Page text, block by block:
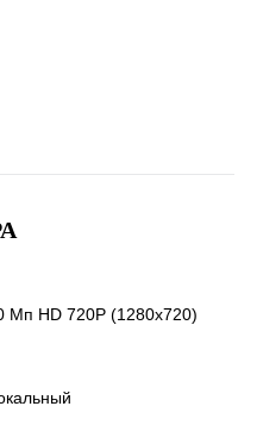
HD 720P (1280x720)